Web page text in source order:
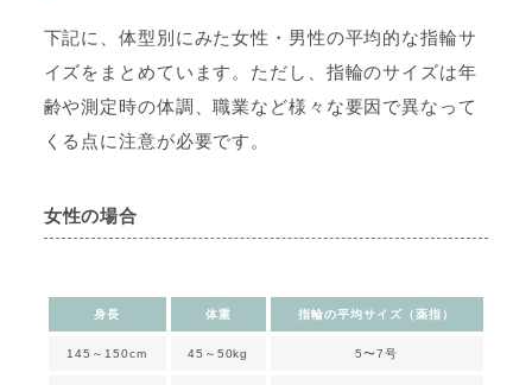
下記に、体型別にみた女性・男性の平均的な指輪サ
イズをまとめています。ただし、指輪のサイズは年
齢や測定時の体調、職業など様々な要因で異なって
くる点に注意が必要です。
女性の場合
身長 体重 指輪の平均サイズ（薬指）
145～150cm 45～50kg 5〜7号